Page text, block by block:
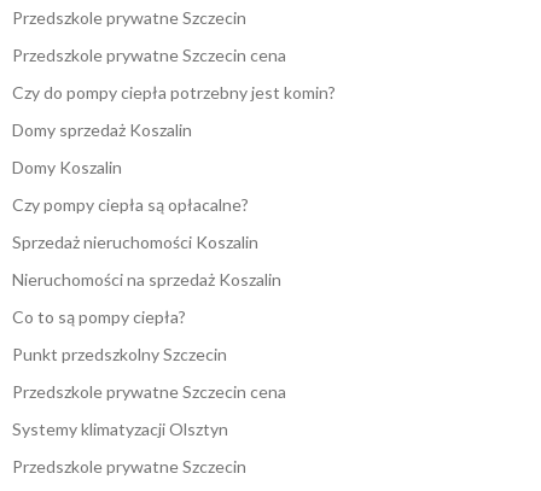
Przedszkole prywatne Szczecin
Przedszkole prywatne Szczecin cena
Czy do pompy ciepła potrzebny jest komin?
Domy sprzedaż Koszalin
Domy Koszalin
Czy pompy ciepła są opłacalne?
Sprzedaż nieruchomości Koszalin
Nieruchomości na sprzedaż Koszalin
Co to są pompy ciepła?
Punkt przedszkolny Szczecin
Przedszkole prywatne Szczecin cena
Systemy klimatyzacji Olsztyn
Przedszkole prywatne Szczecin